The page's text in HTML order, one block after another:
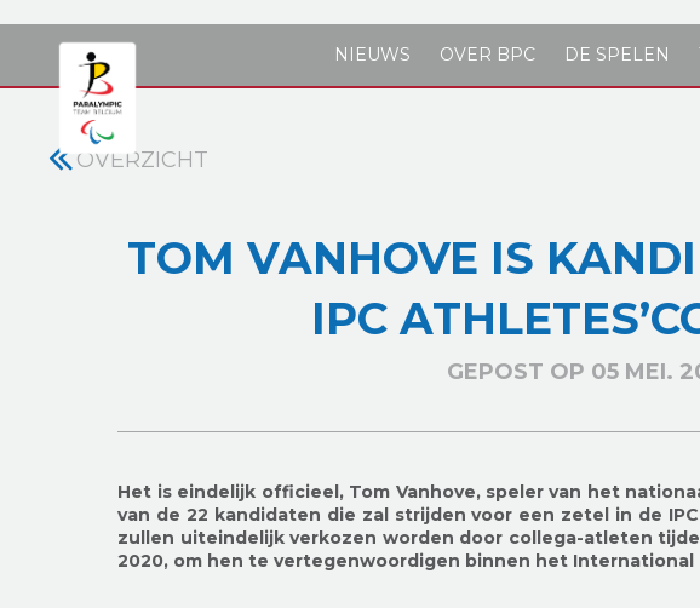
NIEUWS OVER BPC DE SPELEN
OVERZICHT
TOM VANHOVE IS
IPC
GEPOST OP 05 MEI.
Het is eindelijk officieel, Tom Vanhove, speler van het
van de 22 kandidaten die zal strijden voor een zetel in de
zullen uiteindelijk verkozen worden door collega-atleten
2020, om hen te vertegenwoordigen binnen het International